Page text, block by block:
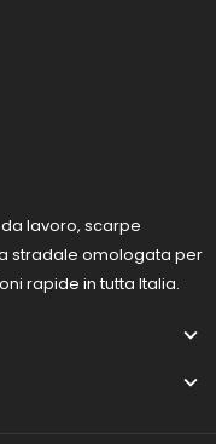
lavoro, scarpe
stradale omologata per
rapide in tutta Italia.